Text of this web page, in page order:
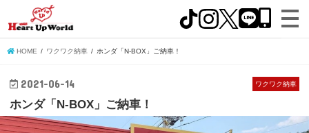
HOME ワクワク納車 ホンダ「N-BOX」ご納車！
ワクワク納車
2021-06-14
ホンダ「N-BOX」ご納車！